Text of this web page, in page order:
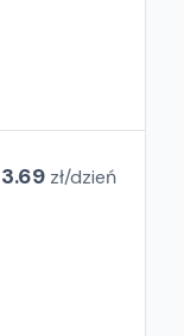
3.69 zł/dzień